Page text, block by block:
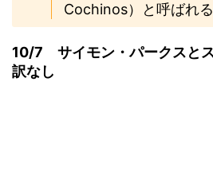
Cochinos）と呼ばれる
10/7 サイモン・パークスと
訳なし